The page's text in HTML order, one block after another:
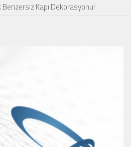
Kapı Dekorasyonu!